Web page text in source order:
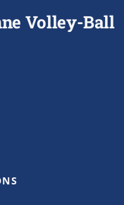
Volley-Ball